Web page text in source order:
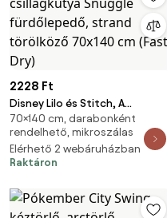
2228 Ft
Disney Lilo és Stitch, A
csillagkutya Snuggle
fürdőlepedő, strand törölköző
70x140 cm (Fast Dry)
70×140 cm, darabonként
rendelhető, mikroszálas
Elérhető 2 webáruházban
Raktáron